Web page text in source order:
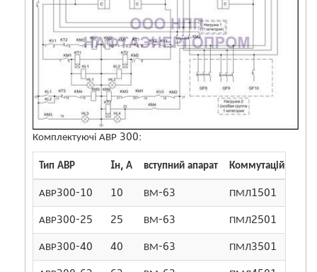
Комплектуючі АВР 300:
Тип АВР Iн, А вступний апарат Коммутаційне
АВР300-10 10 ВМ-63 ПМЛ1501
АВР300-25 25 ВМ-63 ПМЛ2501
АВР300-40 40 ВМ-63 ПМЛ3501